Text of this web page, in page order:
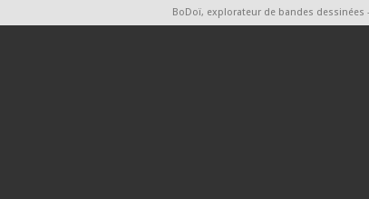
BoDoï, explorateur de bandes